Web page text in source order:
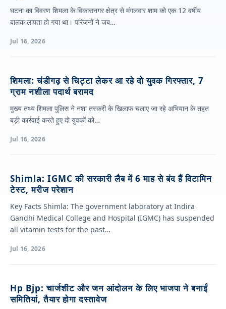
घटना का विवरण शिमला के विकासनगर क्षेत्र से मंगलवार शाम को एक 12 वर्षीय
बालक लापता हो गया था। परिजनों ने जब…
Jul 16, 2026
शिमला: चंडीगढ़ से चिट्टा लेकर आ रहे दो युवक गिरफ्तार, 7
ग्राम नशीला पदार्थ बरामद
मुख्य तथ्य शिमला पुलिस ने नशा तस्करी के खिलाफ चलाए जा रहे अभियान के तहत
बड़ी कार्रवाई करते हुए दो युवकों को…
Jul 16, 2026
Shimla: IGMC की सरकारी लैब में 6 माह से बंद हैं विटामिन
टेस्ट, मरीज परेशान
Key Facts Shimla: The government laboratory at Indira
Gandhi Medical College and Hospital (IGMC) has suspended
all vitamin tests for the past…
Jul 16, 2026
Hp Bjp: चार्जशीट और जन आंदोलन के लिए भाजपा ने बनाईं
समितियां, तैयार होगा दस्तावेज